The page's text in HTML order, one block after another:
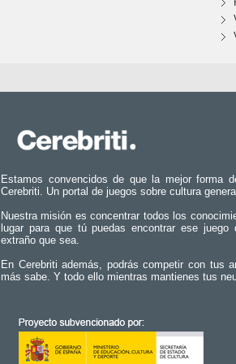
Estamos convencidos de que la mejor forma
Cerebriti. Un portal de juegos sobre cultura
Nuestra misión es concentrar todos los
lugar para que tú puedas encontrar ese
extraño que sea.
En Cerebriti además, podrás competir con tus
más sabe. Y todo ello mientras mantienes tus